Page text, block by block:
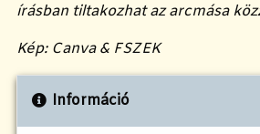
írásban tiltakozhat az arcmása
Kép: Canva & FSZEK
Információ